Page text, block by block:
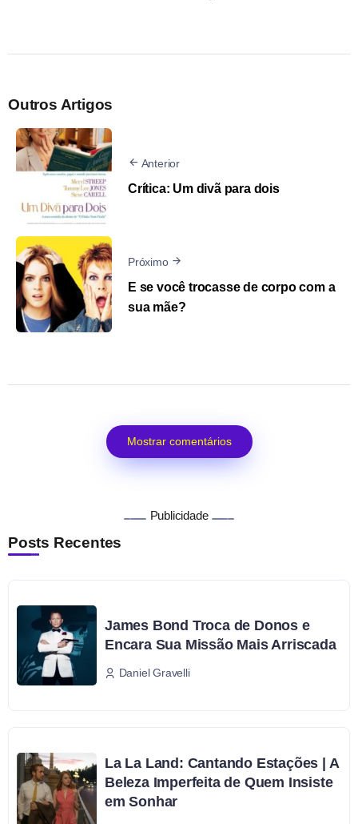
Outros Artigos
Anterior
Crítica: Um divã para dois
Próximo
E se você trocasse de corpo com a
sua mãe?
Mostrar comentários
Publicidade
Posts Recentes
James Bond Troca de Donos e
Encara Sua Missão Mais Arriscada
Daniel Gravelli
La La Land: Cantando Estações | A
Beleza Imperfeita de Quem Insiste
em Sonhar